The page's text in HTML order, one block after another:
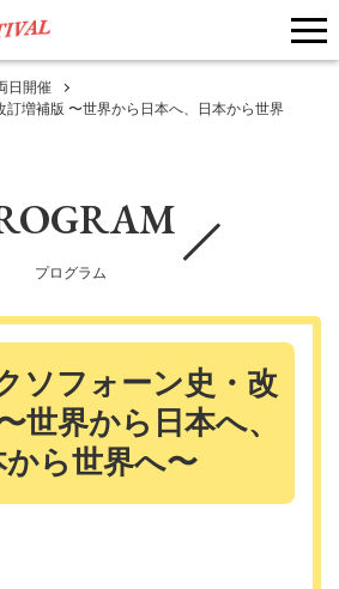
日開催
訂増補版 〜世界から日本へ、日本から世界
プログラム
ソフォーン史・改
世界から日本へ、
から世界へ〜